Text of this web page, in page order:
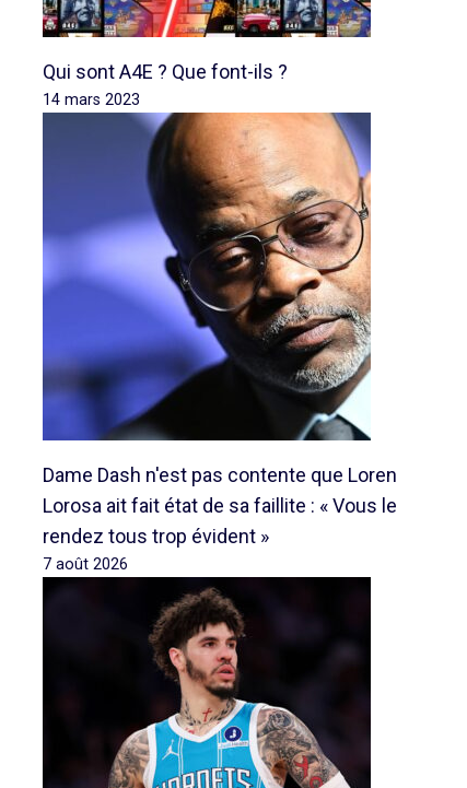
Qui sont A4E ? Que font-ils ?
14 mars 2023
Dame Dash n'est pas contente que Loren
Lorosa ait fait état de sa faillite : « Vous le
rendez tous trop évident »
7 août 2026